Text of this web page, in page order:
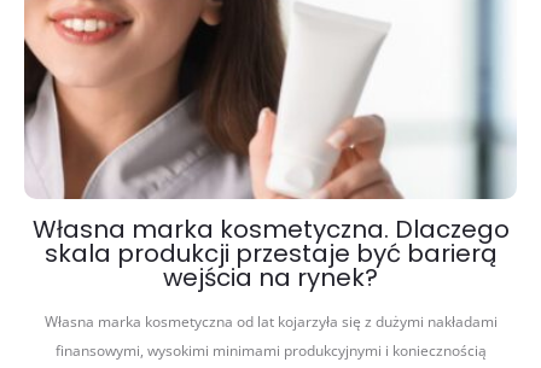
Własna marka kosmetyczna. Dlaczego
skala produkcji przestaje być barierą
wejścia na rynek?
Własna marka kosmetyczna od lat kojarzyła się z dużymi nakładami
finansowymi, wysokimi minimami produkcyjnymi i koniecznością